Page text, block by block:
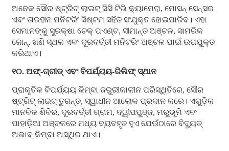
ଅନେକ ସୌର ଷ୍ଟ୍ରିଟ୍ ଲାଇଟ୍ ସିସି ଟିଭି କ୍ୟାମେରା, ମୋସନ୍ ସେନ୍ସର
ଏବଂ ତାରହୀନ ମନିଟରିଂ ସିଷ୍ଟମ ସହିତ ସଂଯୁକ୍ତ ହୋଇପାରିବ। ଏହା
ସେମାନଙ୍କୁ ସୁରକ୍ଷା ଚେକ୍ ପଏଣ୍ଟ, ସୀମାନ୍ତ ଅଞ୍ଚଳ, ସାମରିକ
ଜୋନ୍, ଖଣି ସ୍ଥଳ ଏବଂ ଦୂରବର୍ତ୍ତୀ ମନିଟରିଂ ଅଞ୍ଚଳ ପାଇଁ ଉପଯୁକ୍ତ
କରିଥାଏ।
୧୦. ଅଫ୍-ଗ୍ରୀଡ୍ ଏବଂ ବିପର୍ଯ୍ୟୟ-ରିଲିଫ୍ ସ୍ଥାନ
ପ୍ରାକୃତିକ ବିପର୍ଯ୍ୟୟ କିମ୍ବା ଜରୁରୀକାଳୀନ ପରିସ୍ଥିତିରେ, ସୌର
ଷ୍ଟ୍ରିଟ୍ ଲାଇଟ୍ ତୁରନ୍ତ, ସ୍ୱାଧୀନ ଆଲୋକ ପ୍ରଦାନ କରେ। ଏଗୁଡ଼ିକ
ମାନବିକ ଶିବିର, ଦୂରବର୍ତ୍ତୀ ଗ୍ରାମ, ଦ୍ୱୀପପୁଞ୍ଜ, ମରୁଭୂମି ଏବଂ
ପାହାଡ଼ିଆ ଅଞ୍ଚଳରେ ମଧ୍ୟ ବ୍ୟବହୃତ ହୁଏ ଯେଉଁଠାରେ ବିଦ୍ୟୁତ୍
ଅଭାବ କିମ୍ବା ଅସ୍ଥିର ଥାଏ।